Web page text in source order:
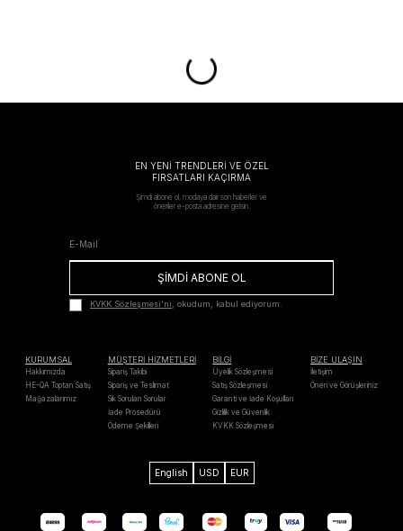
EN YENİ TRENDLERİ VE ÖZEL
FIRSATLARI KAÇIRMA
Şimdi abone ol, modaya dair son haberler ve
öneriler e-posta adresine gelsin.
ŞİMDİ ABONE OL
KVKK Sözleşmesi'ni, okudum, kabul ediyorum.
KURUMSAL
Hakkımızda
HE-QA Toptan Satış
Mağazalarımız
MÜŞTERİ HİZMETLERİ
Sipariş Takibi
Sipariş ve Teslimat
Sık Sorulan Sorular
İade Prosedürü
Ödeme Şekilleri
BİLGİ
Üyelik Sözleşmesi
Satış Sözleşmesi
Garanti ve İade Koşulları
Gizlilik ve Güvenlik
KVKK Sözleşmesi
BİZE ULAŞIN
İletişim
Öneri ve Görüşleriniz
English USD EUR